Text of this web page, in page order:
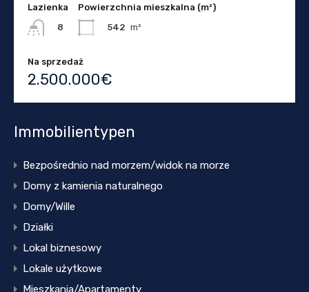
Lazienka
8
Powierzchnia mieszkalna (m²)
542 m²
Na sprzedaż
2.500.000€
Immobilientypen
Bezpośrednio nad morzem/widok na morze
Domy z kamienia naturalnego
Domy/Wille
Działki
Lokal biznesowy
Lokale użytkowe
Mieszkania/Apartamenty